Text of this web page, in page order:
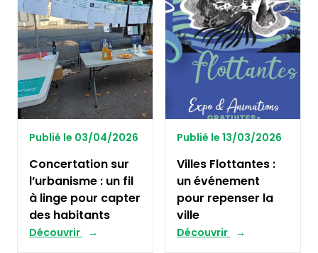
Publié le 03/04/2026
Concertation sur
l’urbanisme : un fil
à linge pour capter
des habitants
Découvrir
Publié le 13/03/2026
Villes Flottantes :
un événement
pour repenser la
ville
Découvrir